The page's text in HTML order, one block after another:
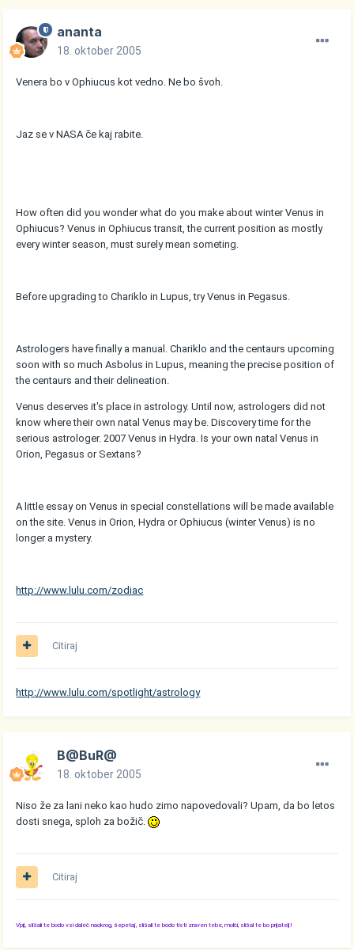
ananta
18. oktober 2005
Venera bo v Ophiucus kot vedno. Ne bo švoh.
Jaz se v NASA če kaj rabite.
How often did you wonder what do you make about winter Venus in
Ophiucus? Venus in Ophiucus transit, the current position as mostly
every winter season, must surely mean someting.
Before upgrading to Chariklo in Lupus, try Venus in Pegasus.
Astrologers have finally a manual. Chariklo and the centaurs upcoming
soon with so much Asbolus in Lupus, meaning the precise position of
the centaurs and their delineation.
Venus deserves it's place in astrology. Until now, astrologers did not
know where their own natal Venus may be. Discovery time for the
serious astrologer. 2007 Venus in Hydra. Is your own natal Venus in
Orion, Pegasus or Sextans?
A little essay on Venus in special constellations will be made available
on the site. Venus in Orion, Hydra or Ophiucus (winter Venus) is no
longer a mystery.
http://www.lulu.com/zodiac
Citiraj
http://www.lulu.com/spotlight/astrology
B@BuR@
18. oktober 2005
Niso že za lani neko kao hudo zimo napovedovali? Upam, da bo letos
dosti snega, sploh za božič.
Citiraj
Vpij, slišali te bodo vsi daleč naokrog, šepetaj, slišali te bodo tisti zraven tebe, molči, slišal te bo prijatelj!